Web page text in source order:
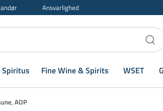
Ansvarlighed
Spiritus Fine Wine & Spirits WSET
AOP